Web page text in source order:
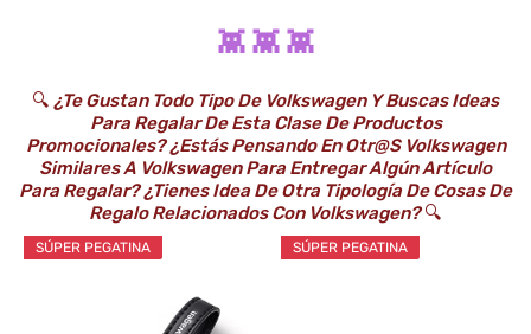
👾 👾 👾
🔍 ¿Te Gustan Todo Tipo De Volkswagen Y Buscas Ideas
Para Regalar De Esta Clase De Productos
Promocionales? ¿Estás Pensando En Otr@s Volkswagen
Similares A Volkswagen Para Entregar Algún Artículo
Para Regalar? ¿Tienes Idea De Otra Tipología De Cosas De
Regalo Relacionados Con Volkswagen?🔍
SÚPER PEGATINA SÚPER PEGATINA